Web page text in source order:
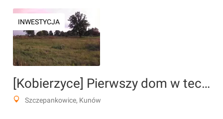
INWESTYCJA
[Kobierzyce] Pierwszy dom w technologii Perfekko
Szczepankowice, Kunów